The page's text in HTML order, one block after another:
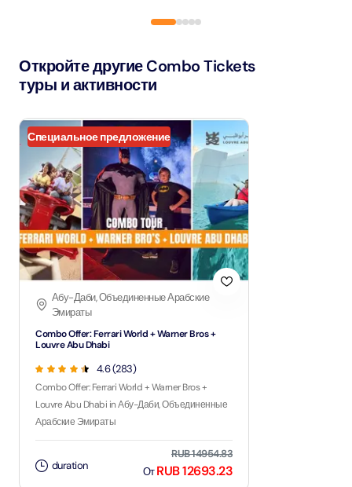
Откройте другие Combo Tickets
туры и активности
Специальное предложение
Абу-Даби, Объединенные Арабские
Эмираты
Combo Offer: Ferrari World + Warner Bros +
Louvre Abu Dhabi
4.6 (283)
Combo Offer: Ferrari World + Warner Bros +
Louvre Abu Dhabi in Абу-Даби, Объединенные
Арабские Эмираты
duration
RUB 14954.83
ОтRUB 12693.23